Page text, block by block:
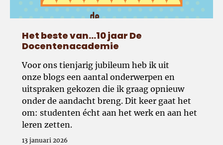
Het beste van...10 jaar De
Docentenacademie
Voor ons tienjarig jubileum heb ik uit
onze blogs een aantal onderwerpen en
uitspraken gekozen die ik graag opnieuw
onder de aandacht breng. Dit keer gaat het
om: studenten écht aan het werk en aan het
leren zetten.
13 januari 2026